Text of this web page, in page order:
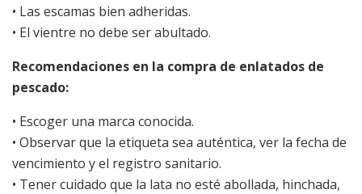
• Las escamas bien adheridas.
• El vientre no debe ser abultado.
Recomendaciones en la compra de enlatados de
pescado:
• Escoger una marca conocida.
• Observar que la etiqueta sea auténtica, ver la fecha de
vencimiento y el registro sanitario.
• Tener cuidado que la lata no esté abollada, hinchada,